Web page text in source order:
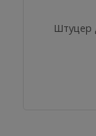
Штуцер